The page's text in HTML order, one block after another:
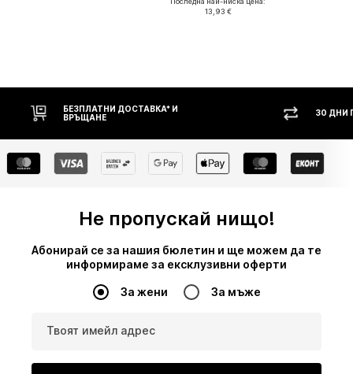
13,93 €
БЕЗПЛАТНИ ДОСТАВКА* И
ВРЪЩАНЕ
30 ДНИ
Не пропускай нищо!
Абонирай се за нашия бюлетин и ще можем да те
информираме за ексклузивни оферти
За жени За мъже
Твоят имейл адрес